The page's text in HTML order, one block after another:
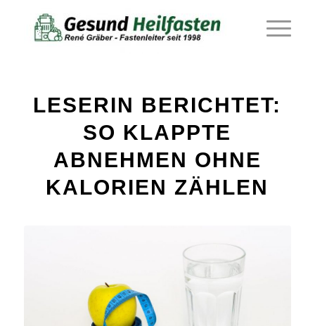
LESERIN BERICHTET:
SO KLAPPTE
ABNEHMEN OHNE
KALORIEN ZÄHLEN